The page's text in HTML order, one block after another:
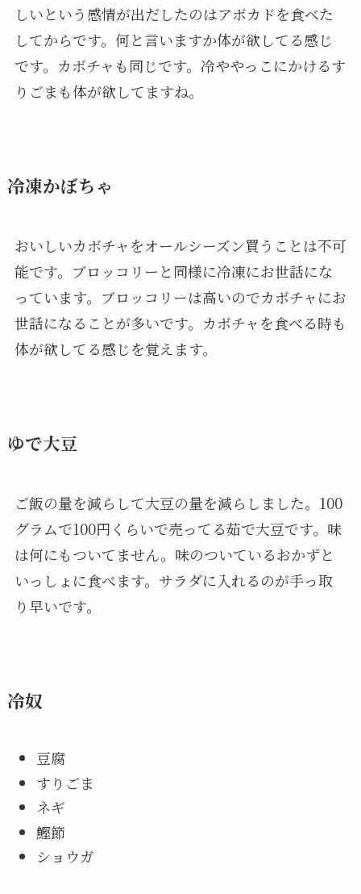
しいという感情が出だしたのはアボカドを食べた
してからです。何と言いますか体が欲してる感じ
です。カボチャも同じです。冷ややっこにかけるす
りごまも体が欲してますね。
冷凍かぼちゃ
おいしいカボチャをオールシーズン買うことは不可
能です。ブロッコリーと同様に冷凍にお世話にな
っています。ブロッコリーは高いのでカボチャにお
世話になることが多いです。カボチャを食べる時も
体が欲してる感じを覚えます。
ゆで大豆
ご飯の量を減らして大豆の量を減らしました。100
グラムで100円くらいで売ってる茹で大豆です。味
は何にもついてません。味のついているおかずと
いっしょに食べます。サラダに入れるのが手っ取
り早いです。
冷奴
豆腐
すりごま
ネギ
鰹節
ショウガ